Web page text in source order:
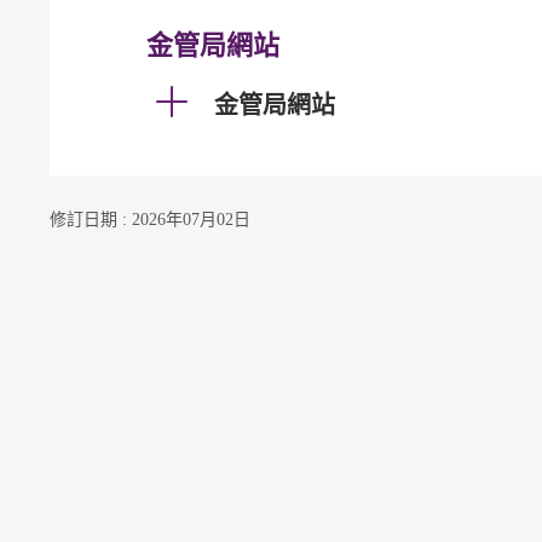
金管局網站
金管局網站
修訂日期 : 2026年07月02日